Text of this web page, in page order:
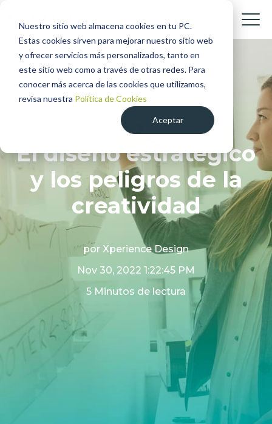
Nuestro sitio web almacena cookies en tu PC.
Estas cookies sirven para mejorar nuestro sitio web
y ofrecer servicios más personalizados, tanto en
este sitio web como a través de otras redes. Para
conocer más acerca de las cookies que utilizamos,
revisa nuestra Política de Cookies
Aceptar
Diseño Estratégico
El diseño estratégico
y los peligros de la
creatividad
por Xperience Design
Nov 30, 2022 1:22:45 PM
5 Minutos de lectura